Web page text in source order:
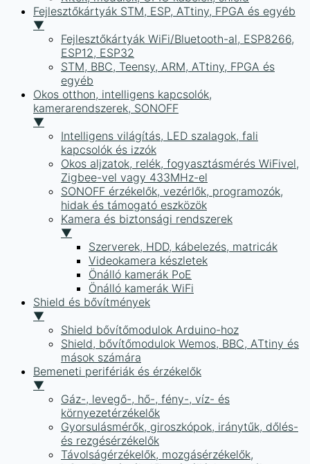
Fejlesztőkártyák STM, ESP, ATtiny, FPGA és egyéb
▼
Fejlesztőkártyák WiFi/Bluetooth-al, ESP8266,
ESP12, ESP32
STM, BBC, Teensy, ARM, ATtiny, FPGA és
egyéb
Okos otthon, intelligens kapcsolók,
kamerarendszerek, SONOFF
▼
Intelligens világítás, LED szalagok, fali
kapcsolók és izzók
Okos aljzatok, relék, fogyasztásmérés WiFivel,
Zigbee-vel vagy 433MHz-el
SONOFF érzékelők, vezérlők, programozók,
hidak és támogató eszközök
Kamera és biztonsági rendszerek
▼
Szerverek, HDD, kábelezés, matricák
Videokamera készletek
Önálló kamerák PoE
Önálló kamerák WiFi
Shield és bővítmények
▼
Shield bővítőmodulok Arduino-hoz
Shield, bővítőmodulok Wemos, BBC, ATtiny és
mások számára
Bemeneti perifériák és érzékelők
▼
Gáz-, levegő-, hő-, fény-, víz- és
környezetérzékelők
Gyorsulásmérők, giroszkópok, iránytűk, dőlés-
és rezgésérzékelők
Távolságérzékelők, mozgásérzékelők,